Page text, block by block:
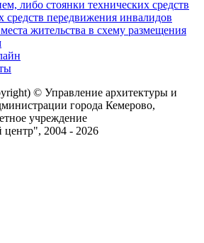
либо стоянки технических средств
средств передвижения инвалидов
жительства в схему размещения
© Управление архитектуры и
города Кемерово,
учреждение
2004 - 2026